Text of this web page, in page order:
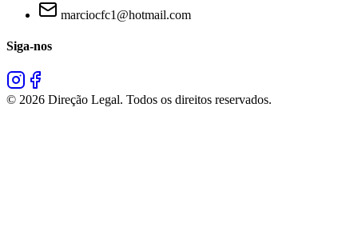
marciocfc1@hotmail.com
Siga-nos
© 2026 Direção Legal. Todos os direitos reservados.